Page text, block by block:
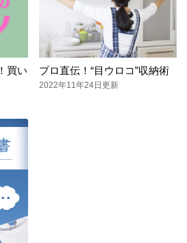
買い
プロ直伝！“目ウロコ”収納術
2022年11年24日更新